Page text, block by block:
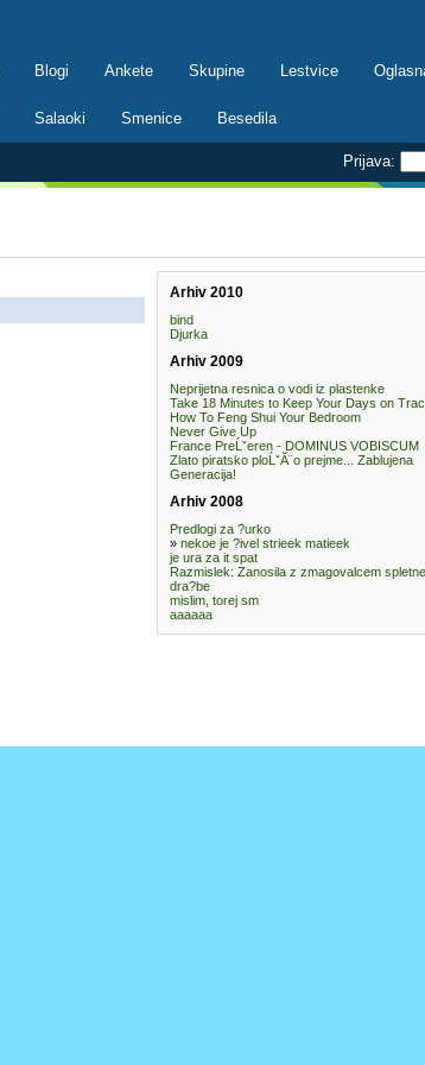
Blogi Ankete Skupine Lestvice
Salaoki Smenice Besedila
Prijava:
Arhiv 2010
bind
Djurka
Arhiv 2009
Neprijetna resnica o vodi iz plastenke
Take 18 Minutes to Keep Your Days on
How To Feng Shui Your Bedroom
Never Give Up
France PreĹˇeren - DOMINUS VOBISCUM
Zlato piratsko ploĹˇĂ¨o prejme... Zablujena
Generacija!
Arhiv 2008
Predlogi za ?urko
» nekoe je ?ivel strieek matieek
je ura za it spat
Razmislek: Zanosila z zmagovalcem spletne
dra?be
mislim, torej sm
aaaaaa